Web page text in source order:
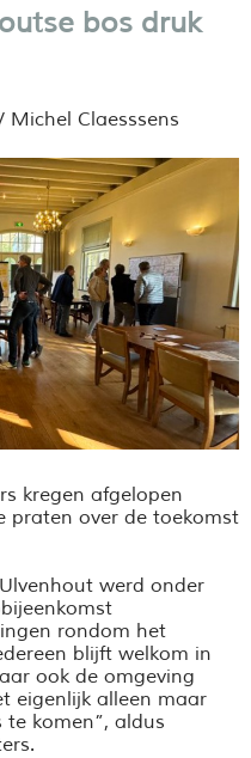
bos druk
Michel Claesssens
kregen afgelopen
praten over de toekomst
werd onder
rondom het
blijft welkom in
ook de omgeving
eigenlijk alleen maar
komen”, aldus